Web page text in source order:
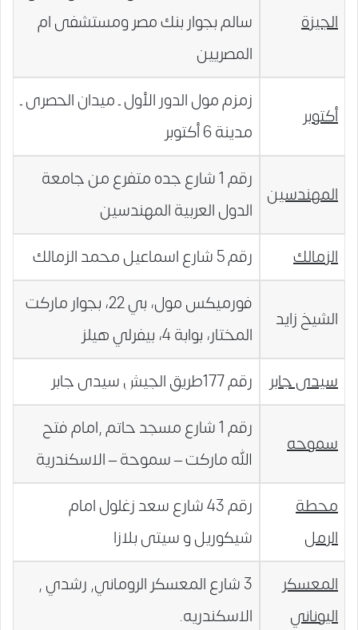
الجيزة
سالم بجوار بنك مصر ومستشفى ام
المصريين
أكتوبر
زمزم مول الدور الأول ـ ميدان الحصرى ـ
مدينة 6 أكتوبر
المهندسين
رقم 1 شارع جده متفرع من جامعة
الدول العربية المهندسين
الزمالك
رقم 5 شارع اسماعيل محمد الزمالك
الشيخ زايد
فورميكس مول، بي 22، بجوار ماركت
المختار، بوابة 4، بيفرلي هيلز
سيدى جابر
رقم 177طريق الجيش سيدى جابر
سموحه
رقم 1 شارع مسجد حاتم ,امام فتح
الله ماركت – سموحة – الاسكندرية
محطة
الرمل
رقم 43 شارع سعد زغلول امام
شيكوريل و سيتى بلازا
المعسكر
اليوناني
3 شارع المعسكر الروماني, رشدي ,
الاسكندريه.